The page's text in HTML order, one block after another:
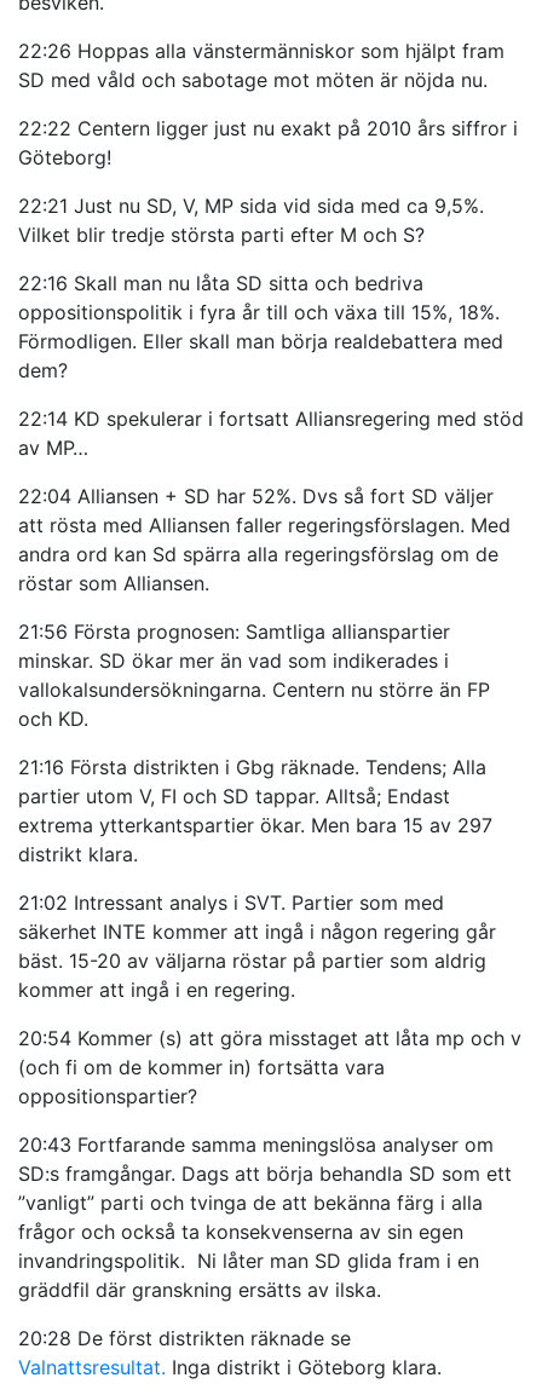
22:26 Hoppas alla vänstermänniskor som hjälpt fram
SD med våld och sabotage mot möten är nöjda nu.
22:22 Centern ligger just nu exakt på 2010 års siffror i
Göteborg!
22:21 Just nu SD, V, MP sida vid sida med ca 9,5%.
Vilket blir tredje största parti efter M och S?
22:16 Skall man nu låta SD sitta och bedriva
oppositionspolitik i fyra år till och växa till 15%, 18%.
Förmodligen. Eller skall man börja realdebattera med
dem?
22:14 KD spekulerar i fortsatt Alliansregering med stöd
av MP…
22:04 Alliansen + SD har 52%. Dvs så fort SD väljer
att rösta med Alliansen faller regeringsförslagen. Med
andra ord kan Sd spärra alla regeringsförslag om de
röstar som Alliansen.
21:56 Första prognosen: Samtliga allianspartier
minskar. SD ökar mer än vad som indikerades i
vallokalsundersökningarna. Centern nu större än FP
och KD.
21:16 Första distrikten i Gbg räknade. Tendens; Alla
partier utom V, FI och SD tappar. Alltså; Endast
extrema ytterkantspartier ökar. Men bara 15 av 297
distrikt klara.
21:02 Intressant analys i SVT. Partier som med
säkerhet INTE kommer att ingå i någon regering går
bäst. 15-20 av väljarna röstar på partier som aldrig
kommer att ingå i en regering.
20:54 Kommer (s) att göra misstaget att låta mp och v
(och fi om de kommer in) fortsätta vara
oppositionspartier?
20:43 Fortfarande samma meningslösa analyser om
SD:s framgångar. Dags att börja behandla SD som ett
”vanligt” parti och tvinga de att bekänna färg i alla
frågor och också ta konsekvenserna av sin egen
invandringspolitik. Ni låter man SD glida fram i en
gräddfil där granskning ersätts av ilska.
20:28 De först distrikten räknade se
Valnattsresultat. Inga distrikt i Göteborg klara.